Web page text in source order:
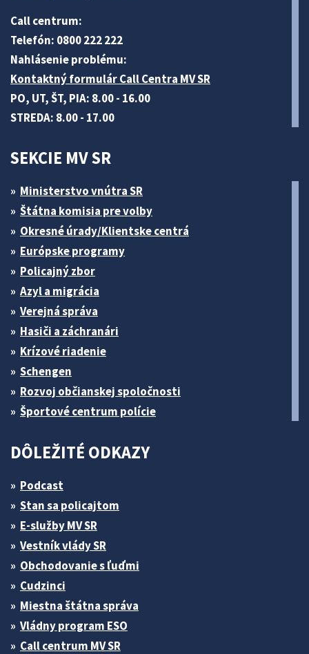
Call centrum:
Telefón: 0800 222 222
Nahlásenie problému:
Kontaktný formulár Call Centra MV SR
PO, UT, ŠT, PIA: 8.00 - 16.00
STREDA: 8.00 - 17.00
SEKCIE MV SR
Ministerstvo vnútra SR
Štátna komisia pre volby
Okresné úrady/Klientske centrá
Európske programy
Policajný zbor
Azyl a migrácia
Verejná správa
Hasiči a záchranári
Krízové riadenie
Schengen
Rozvoj občianskej spoločnosti
Športové centrum polície
DÔLEŽITÉ ODKAZY
Podcast
Stan sa policajtom
E-služby MV SR
Vestník vlády SR
Obchodovanie s ľuďmi
Cudzinci
Miestna štátna správa
Vládny program ESO
Call centrum MV SR